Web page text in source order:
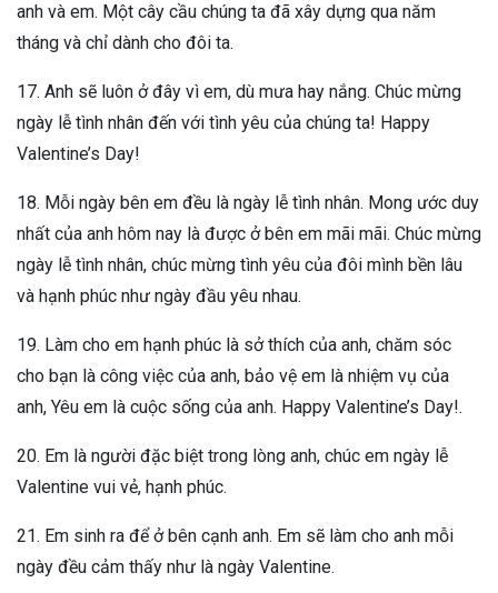
anh và em. Một cây cầu chúng ta đã xây dựng qua năm
tháng và chỉ dành cho đôi ta.
17. Anh sẽ luôn ở đây vì em, dù mưa hay nắng. Chúc mừng
ngày lễ tình nhân đến với tình yêu của chúng ta! Happy
Valentine’s Day!
18. Mỗi ngày bên em đều là ngày lễ tình nhân. Mong ước duy
nhất của anh hôm nay là được ở bên em mãi mãi. Chúc mừng
ngày lễ tình nhân, chúc mừng tình yêu của đôi mình bền lâu
và hạnh phúc như ngày đầu yêu nhau.
19. Làm cho em hạnh phúc là sở thích của anh, chăm sóc
cho bạn là công việc của anh, bảo vệ em là nhiệm vụ của
anh, Yêu em là cuộc sống của anh. Happy Valentine’s Day!.
20. Em là người đặc biệt trong lòng anh, chúc em ngày lễ
Valentine vui vẻ, hạnh phúc.
21. Em sinh ra để ở bên cạnh anh. Em sẽ làm cho anh mỗi
ngày đều cảm thấy như là ngày Valentine.